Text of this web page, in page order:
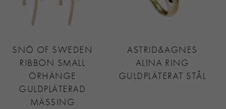
SNÖ OF SWEDEN
RIBBON SMALL
ÖRHÄNGE
GULDPLÄTERAD
MÄSSING
ASTRID&AGNES
ALINA RING
GULDPLÄTERAT STÅL